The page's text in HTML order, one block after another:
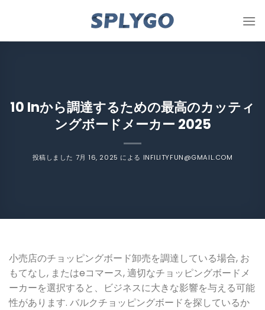
10 Inから調達するための最高のカッティ
ングボードメーカー 2025
投稿しました 7月 16, 2025 による INFILITYFUN@GMAIL.COM
小売店のチョッピングボード卸売を調達している場合, お
もてなし, またはeコマース, 適切なチョッピングボードメ
ーカーを選択すると、ビジネスに大きな影響を与える可能
性があります. バルクチョッピングボードを探しているか